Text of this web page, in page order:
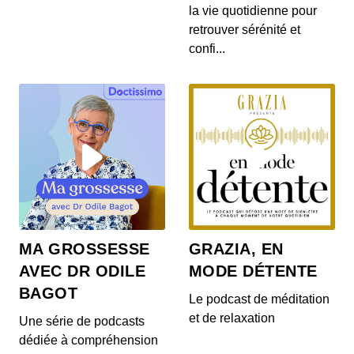
La Bonne Occaz' - Alfa Romeo Mito
00:07:29 - IL Y A 3 ANS
Pour ce nouvel épisode de la Bonne Occaz', place
La Bonne Occaz' - Peugeot 206 CC
00:05:57 - IL Y A 2 ANS
Envie de vous offrir un petit cabriolet français ?
Aujourd'hui, la Bonne Occaz' revient sur la Pe...
La Bonne Occaz' - BMW Série 1
00:09:42 - IL Y A 1 AN
Direction la Bavière dans ce nouvel épisode de La
Bonne Occaz' pour parler d'une citadine
premium...
La Bonne Occaz' - Peugeot RCZ
00:07:39 - IL Y A 6 MOIS
C'est la réponse de Peugeot à l'Audi TT : le
la vie quotidienne pour
retrouver sérénité et
confi...
MA GROSSESSE
AVEC DR ODILE
BAGOT
Une série de podcasts
dédiée à compréhension
GRAZIA, EN
MODE DÉTENTE
Le podcast de méditation
et de relaxation